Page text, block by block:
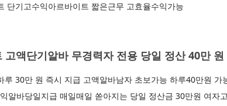
단기고수익아르바이트 짧은근무 고효율수익가능
고액단기알바 무경력자 전용 당일 정산 40만
루 30만 원 즉시 지급 고액알바남자 초보가능 하루40만원
알바당일지급 매일매일 쏟아지는 당일 정산금 30만원 여자